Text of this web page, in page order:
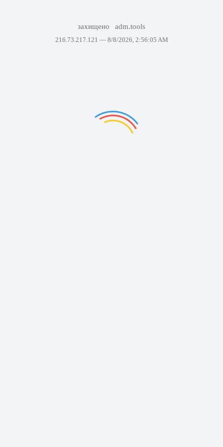
захищено adm.tools
216.73.217.121 — 8/8/2026, 2:56:05 AM